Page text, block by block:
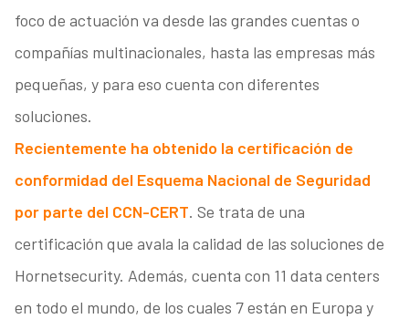
foco de actuación va desde las grandes cuentas o
compañías multinacionales, hasta las empresas más
pequeñas, y para eso cuenta con diferentes
soluciones.
Recientemente ha obtenido la certificación de
conformidad del Esquema Nacional de Seguridad
por parte del CCN-CERT. Se trata de una
certificación que avala la calidad de las soluciones de
Hornetsecurity. Además, cuenta con 11 data centers
en todo el mundo, de los cuales 7 están en Europa y